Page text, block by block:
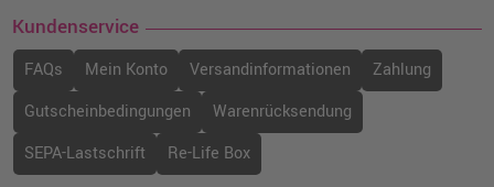
Kundenservice
FAQs Mein Konto Versandinformationen
Zahlung
Gutscheinbedingungen
Warenrücksendung
SEPA-Lastschrift
Re-Life Box